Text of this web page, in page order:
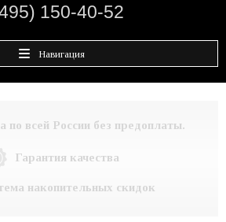
150-40-52
Навигация
по всей России без предоплаты.
Гарантия качества
накопительных скидок